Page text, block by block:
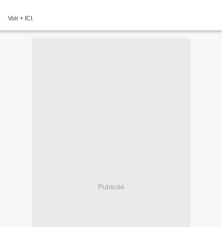
Voir + ICI.
Publicité